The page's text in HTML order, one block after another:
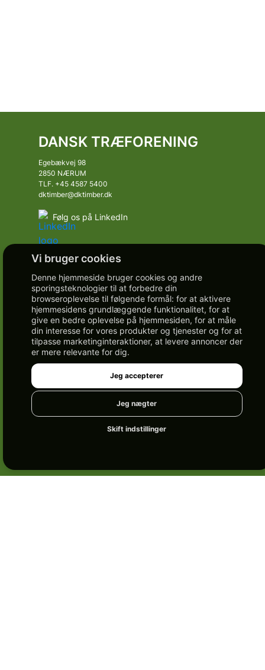
Denne hjemmeside bruger cookies og andre
sporingsteknologier til at forbedre din
browseroplevelse til følgende formål: for at aktivere
hjemmesidens grundlæggende funktionalitet, for at
give en bedre oplevelse på hjemmesiden, for at måle
din interesse for vores produkter og tjenester og for at
tilpasse marketinginteraktioner, at levere annoncer der
er mere relevante for dig.
Jeg accepterer
Jeg nægter
Skift indstillinger
DANSK TRÆFORENING
Egebækvej 98
2850 NÆRUM
TLF. +45 4587 5400
dktimber@dktimber.dk
Følg os på LinkedIn